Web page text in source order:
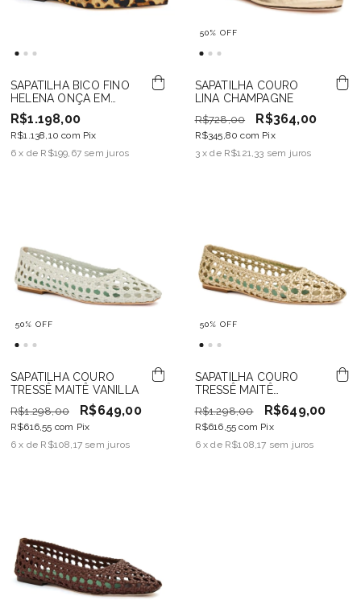
SAPATILHA BICO FINO
HELENA ONÇA EM
COURO
R$1.198,00
R$1.138,10com Pix
6 x de R$199,67 sem juros
50% OFF
SAPATILHA COURO
LINA CHAMPAGNE
R$728,00 R$364,00
R$345,80com Pix
3 x de R$121,33 sem juros
50% OFF
SAPATILHA COURO
TRESSÊ MAITÊ VANILLA
R$1.298,00 R$649,00
R$616,55 com Pix
6 x de R$108,17 sem juros
50% OFF
SAPATILHA COURO
TRESSÊ MAITÊ
CHAMPAGNE
R$1.298,00 R$649,00
R$616,55com Pix
6 x de R$108,17 sem juros